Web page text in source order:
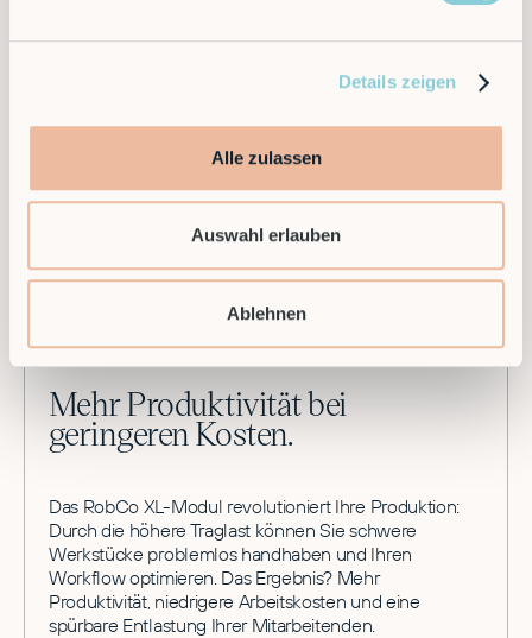
Details zeigen
Alle zulassen
Auswahl erlauben
Ablehnen
Kosteneffizienz
Gewichtsklasse.
Mehr Produktivität bei
geringeren Kosten.
Das RobCo XL-Modul revolutioniert Ihre Produktion:
Durch die höhere Traglast können Sie schwere
Werkstücke problemlos handhaben und Ihren
Workflow optimieren. Das Ergebnis? Mehr
Produktivität, niedrigere Arbeitskosten und eine
spürbare Entlastung Ihrer Mitarbeitenden.